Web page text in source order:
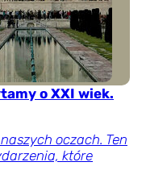
o XXI wiek.
oczach. Ten
które